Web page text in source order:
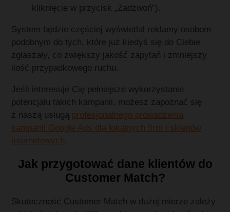
kliknięcie w przycisk „Zadzwoń”).
System będzie częściej wyświetlał reklamy osobom
podobnym do tych, które już kiedyś się do Ciebie
zgłaszały, co zwiększy jakość zapytań i zmniejszy
ilość przypadkowego ruchu.
Jeśli interesuje Cię pełniejsze wykorzystanie
potencjału takich kampanii, możesz zapoznać się
z naszą usługą profesjonalnego prowadzenia
kampanii Google Ads dla lokalnych firm i sklepów
internetowych.
Jak przygotować dane klientów do
Customer Match?
Skuteczność Customer Match w dużej mierze zależy